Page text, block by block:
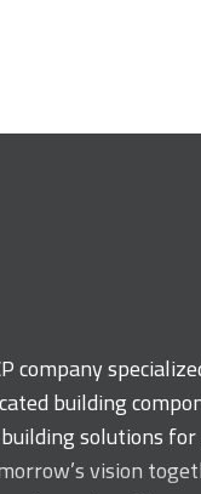
company
building
solutions
vision